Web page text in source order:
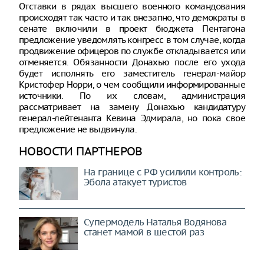
Отставки в рядах высшего военного командования
происходят так часто и так внезапно, что демократы в
сенате включили в проект бюджета Пентагона
предложение уведомлять конгресс в том случае, когда
продвижение офицеров по службе откладывается или
отменяется. Обязанности Донахью после его ухода
будет исполнять его заместитель генерал-майор
Кристофер Норри, о чем сообщили информированные
источники. По их словам, администрация
рассматривает на замену Донахью кандидатуру
генерал-лейтенанта Кевина Эдмирала, но пока свое
предложение не выдвинула.
НОВОСТИ ПАРТНЕРОВ
На границе с РФ усилили контроль:
Эбола атакует туристов
Супермодель Наталья Водянова
станет мамой в шестой раз